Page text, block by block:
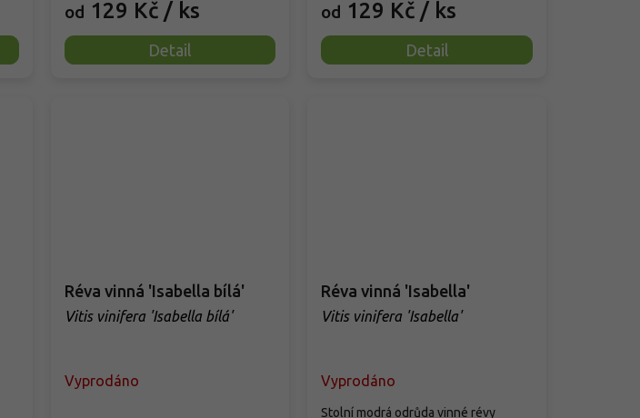
od 129 Kč / ks
Detail
od 129 Kč / ks
Detail
Réva vinná 'Isabella bílá'
Vitis vinifera 'Isabella bílá'
Vyprodáno
Réva vinná 'Isabella'
Vitis vinifera 'Isabella'
Vyprodáno
Stolní modrá odrůda vinné révy